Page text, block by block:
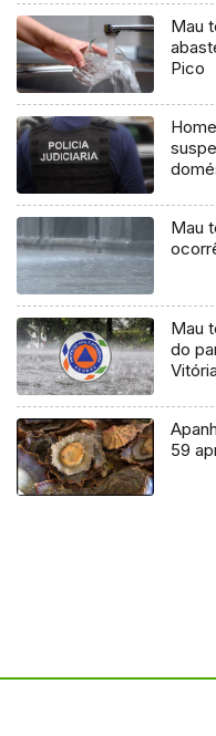
Mau
Pico
Mau
Mau
do
Vitória
59